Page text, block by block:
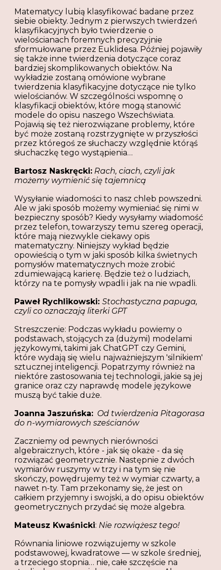
Matematycy lubią klasyfikować badane przez
siebie obiekty. Jednym z pierwszych twierdzeń
klasyfikacyjnych było twierdzenie o
wielościanach foremnych precyzyjnie
sformułowane przez Euklidesa. Później pojawiły
się także inne twierdzenia dotyczące coraz
bardziej skomplikowanych obiektów. Na
wykładzie zostaną omówione wybrane
twierdzenia klasyfikacyjne dotyczące nie tylko
wielościanów. W szczególności wspomnę o
klasyfikacji obiektów, które mogą stanowić
modele do opisu naszego Wszechświata.
Pojawią się też nierozwiązane problemy, które
być może zostaną rozstrzygnięte w przyszłości
przez któregoś ze słuchaczy względnie którąś
słuchaczkę tego wystąpienia…
Bartosz Naskręcki: Rach, ciach, czyli jak
możemy wymienić się tajemnicą
Wysyłanie wiadomości to nasz chleb powszedni.
Ale w jaki sposób możemy wymieniać się nimi w
bezpieczny sposób? Kiedy wysyłamy wiadomość
przez telefon, towarzyszy temu szereg operacji,
które mają niezwykle ciekawy opis
matematyczny. Niniejszy wykład będzie
opowieścią o tym w jaki sposób kilka świetnych
pomysłów matematycznych może zrobić
zdumiewającą karierę. Będzie też o ludziach,
którzy na te pomysły wpadli i jak na nie wpadli.
Paweł Rychlikowski:Stochastyczna papuga,
czyli co oznaczają literki GPT
Streszczenie: Podczas wykładu powiemy o
podstawach, stojących za (dużymi) modelami
językowymi, takimi jak ChatGPT czy Gemini,
które wydają się wielu najważniejszym 'silnikiem'
sztucznej inteligencji. Popatrzymy również na
niektóre zastosowania tej technologii, jakie są jej
granice oraz czy naprawdę modele językowe
muszą być takie duże.
Joanna Jaszuńska: Od twierdzenia Pitagorasa
do n-wymiarowych sześcianów
Zaczniemy od pewnych nierówności
algebraicznych, które - jak się okaże - da się
rozwiązać geometrycznie. Następnie z dwóch
wymiarów ruszymy w trzy i na tym się nie
skończy, powędrujemy też w wymiar czwarty, a
nawet n-ty. Tam przekonamy się, że jest on
całkiem przyjemny i swojski, a do opisu obiektów
geometrycznych przydać się może algebra.
Mateusz Kwaśnicki: Nie rozwiążesz tego!
Równania liniowe rozwiązujemy w szkole
podstawowej, kwadratowe — w szkole średniej,
a trzeciego stopnia… nie, całe szczęście na